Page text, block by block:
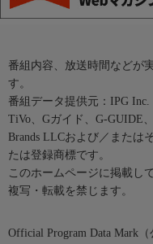
番組内容、放送時間などが
す。
番組データ提供元：IPG Inc.
TiVo、Gガイド、G-GUIDE
Brands LLCおよび／または
たは登録商標です。
このホームページに掲載し
複写・転載を禁じます。
Official Program Data Mark